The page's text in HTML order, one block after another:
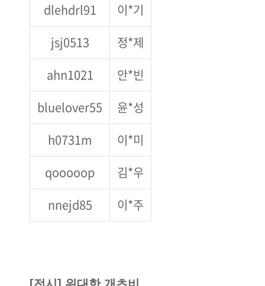
dlehdrl91
이*기
jsj0513
정*제
ahn1021
안*빈
bluelover55
윤*성
h0731m
이*미
qooooop
김*우
nnejd85
이*주